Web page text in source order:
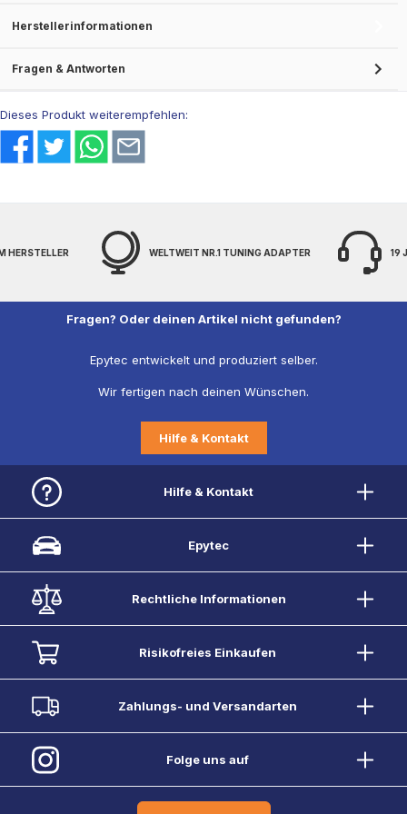
Herstellerinformationen
Fragen & Antworten
Dieses Produkt weiterempfehlen:
NR.1 TUNING ADAPTER 19 JAHRE EXPERTENWISSEN
Fragen? Oder deinen Artikel nicht gefunden?
Epytec entwickelt und produziert selber.
Wir fertigen nach deinen Wünschen.
Hilfe & Kontakt
Hilfe & Kontakt
Epytec
Rechtliche Informationen
Risikofreies Einkaufen
Zahlungs- und Versandarten
Folge uns auf